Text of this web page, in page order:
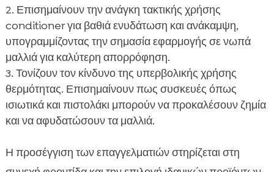
Επισημαίνουν την ανάγκη τακτικής χρήσης
conditioner για βαθιά ενυδάτωση και ανάκαμψη,
υπογραμμίζοντας την σημασία εφαρμογής σε νωπά
μαλλιά για καλύτερη απορρόφηση.
Τονίζουν τον κίνδυνο της υπερβολικής χρήσης
θερμότητας. Επισημαίνουν πως συσκευές όπως
ισιωτικά και πιστολάκι μπορούν να προκαλέσουν ζημία
και να αφυδατώσουν τα μαλλιά.
Η προσέγγιση των επαγγελματιών στηρίζεται στη